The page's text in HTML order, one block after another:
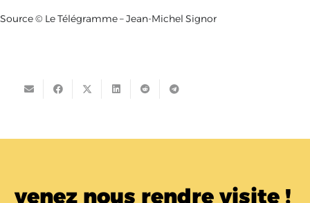
Source © Le Télégramme – Jean-Michel Signor
venez nous rendre visite !